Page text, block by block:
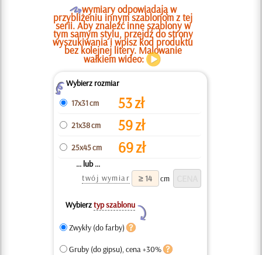
Owymiary odpowiadają w
przybliżeniu innym szablonom z tej
serii. Aby znaleźć inne szablony w
tym samym stylu, przejdź do strony
wyszukiwania i wpisz kod produktu
bez kolejnej litery. Malowanie
wałkiem wideo:
ZWybierz rozmiar
17x31 cm
53zł
21x38 cm 59zł
25x45 cm 69zł
... lub ...
twój wymiar
cm
Wybierztyp szablonu
Y
Zwykły (do farby)
Gruby (do gipsu), cena +30%